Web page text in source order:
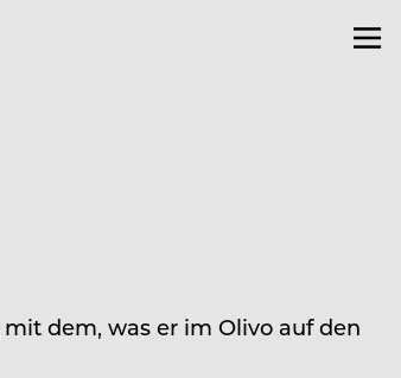
dem, was er im Olivo auf den